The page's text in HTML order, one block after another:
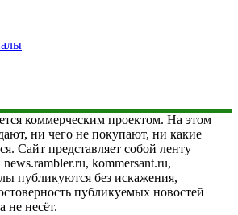
коммерческим проектом. На этом
ни чего не покупают, ни какие
Сайт представляет собой ленту
kommersant.ru,
публикуются без искажения,
публикуемых новостей
не несёт.